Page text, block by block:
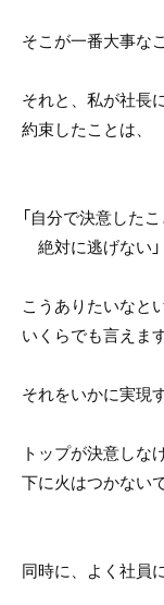
そこが一番大事な
それと、私が社長
約束したことは、
「自分で決意した
絶対に逃げない」
こうありたいなと
いくらでも言えます
それをいかに実現
トップが決意しな
下に火はつかない
同時に、よく社員